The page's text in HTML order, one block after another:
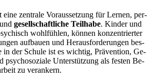
eine zen­tra­le Vor­aus­set­zung für Ler­nen, per­
ge­sell­schaft­li­che Teil­ha­be. Kin­der und
wohl­füh­len, kön­nen kon­zen­trier­ter
auf­bau­en und Her­aus­for­de­run­gen bes­
in der Schu­le ist es wich­tig, Prä­ven­ti­on, Ge­
psy­cho­so­zia­le Un­ter­stüt­zung als fes­ten Be­
zu ver­an­kern.